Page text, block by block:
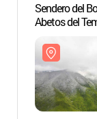
Sendero del
Abetos del
Woljeongsa
Odaesan (오
전나무숲길)